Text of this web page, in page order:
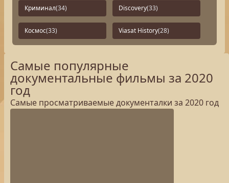
Криминал(34) Discovery(33)
Космос(33) Viasat History(28)
Самые популярные
документальные фильмы за 2020
год
Самые просматриваемые документалки за 2020 год